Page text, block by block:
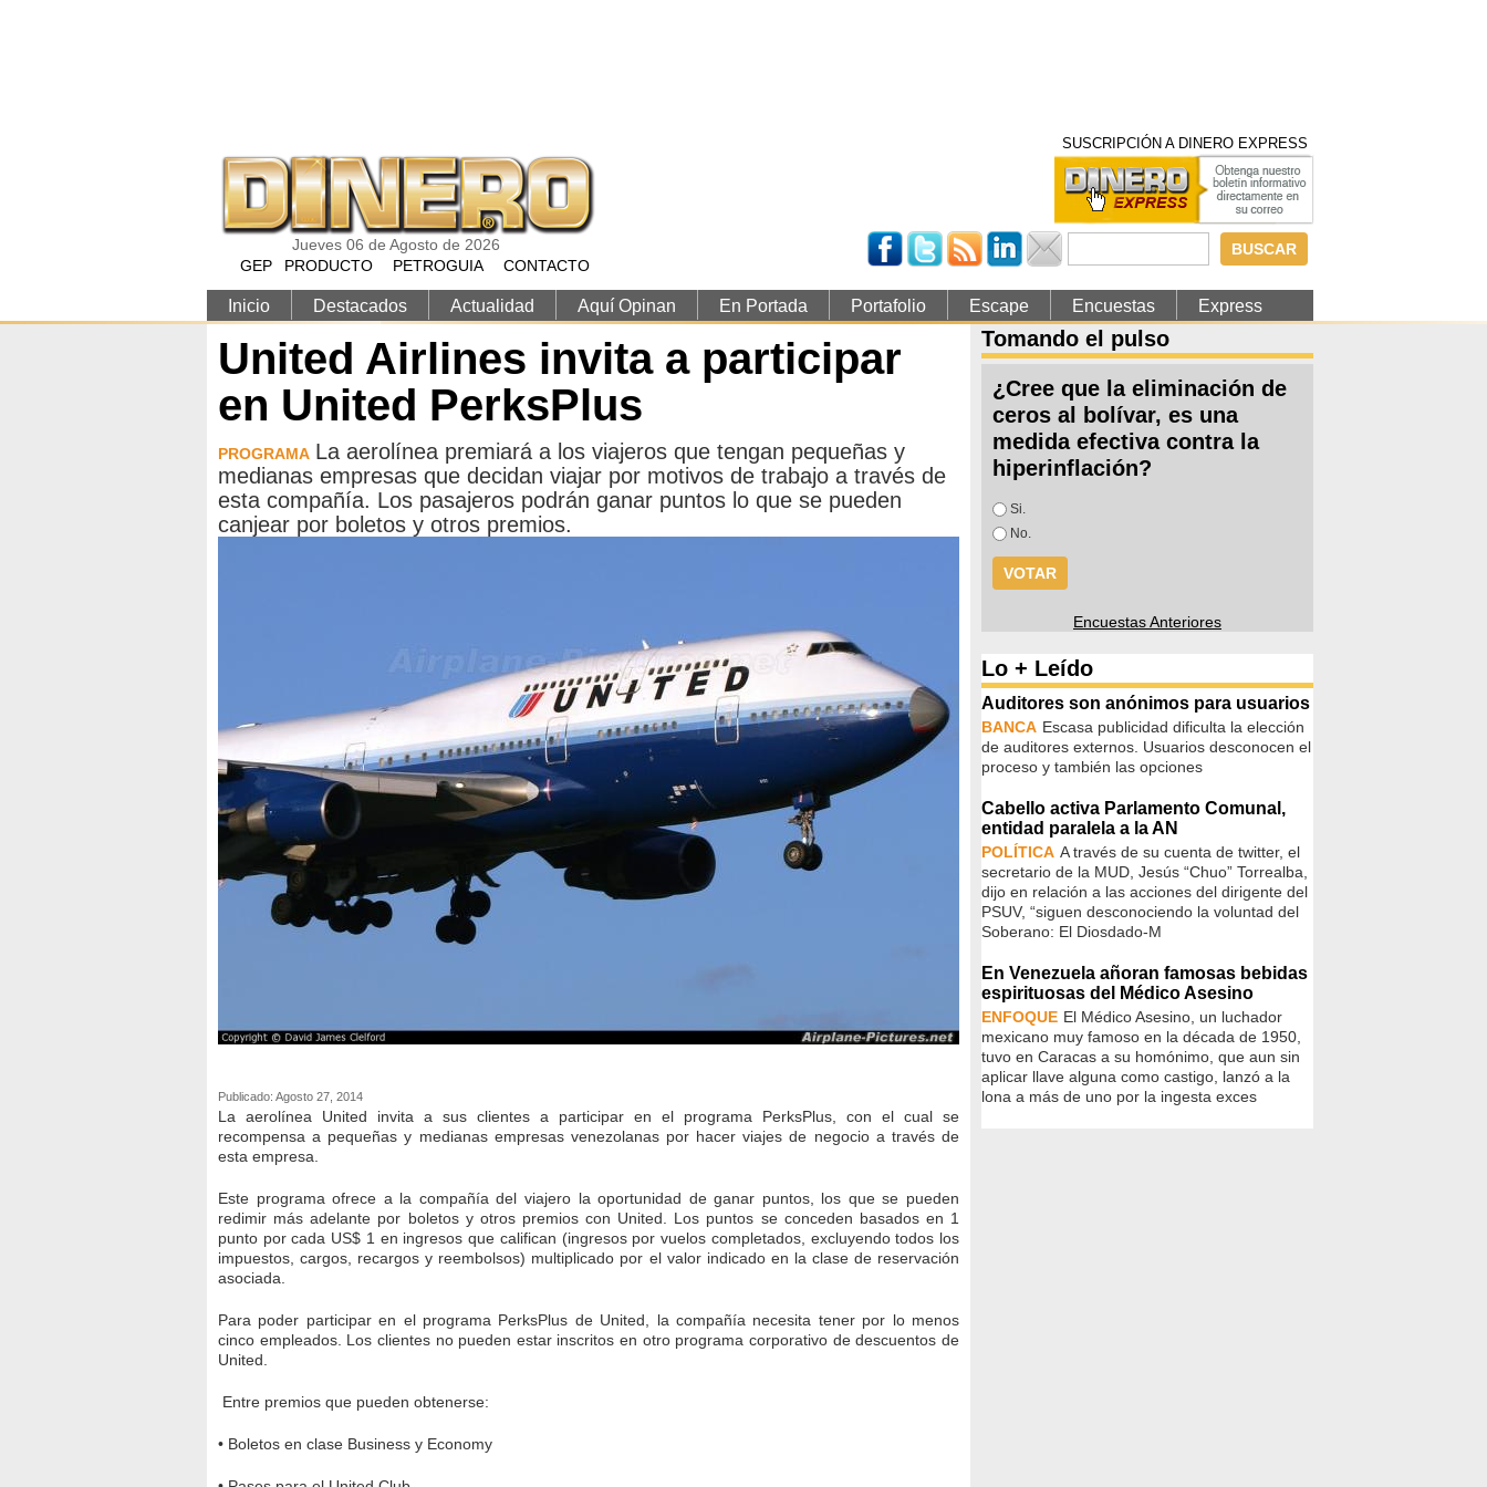
Jueves 06 de Agosto de 2026
SUSCRIPCIÓN A DINERO EXPRESS
Formulario de
búsqueda
GEP PRODUCTO PETROGUIA CONTACTO
Inicio Destacados Actualidad Aquí Opinan En Portada Portafolio Escape Encuestas Express
United Airlines invita a participar
en United PerksPlus
PROGRAMA La aerolínea premiará a los viajeros que tengan pequeñas y
medianas empresas que decidan viajar por motivos de trabajo a través de
esta compañía. Los pasajeros podrán ganar puntos lo que se pueden
canjear por boletos y otros premios.
Publicado: Agosto 27, 2014
La aerolínea United invita a sus clientes a participar en el programa PerksPlus, con el cual se
recompensa a pequeñas y medianas empresas venezolanas por hacer viajes de negocio a través de
esta empresa.
Este programa ofrece a la compañía del viajero la oportunidad de ganar puntos, los que se pueden
redimir más adelante por boletos y otros premios con United. Los puntos se conceden basados en 1
punto por cada US$ 1 en ingresos que califican (ingresos por vuelos completados, excluyendo todos los
impuestos, cargos, recargos y reembolsos) multiplicado por el valor indicado en la clase de reservación
asociada.
Para poder participar en el programa PerksPlus de United, la compañía necesita tener por lo menos
cinco empleados. Los clientes no pueden estar inscritos en otro programa corporativo de descuentos de
United.
Entre premios que pueden obtenerse:
• Boletos en clase Business y Economy
Tomando el pulso
¿Cree que la eliminación de
ceros al bolívar, es una
medida efectiva contra la
hiperinflación?
Opciones
Si.
No.
Encuestas Anteriores
Lo + Leído
Auditores son anónimos para usuarios
BANCA Escasa publicidad dificulta la elección
de auditores externos. Usuarios desconocen el
proceso y también las opciones
Cabello activa Parlamento Comunal,
entidad paralela a la AN
POLÍTICA A través de su cuenta de twitter, el
secretario de la MUD, Jesús “Chuo” Torrealba,
dijo en relación a las acciones del dirigente del
PSUV, “siguen desconociendo la voluntad del
Soberano: El Diosdado-M
En Venezuela añoran famosas bebidas
espirituosas del Médico Asesino
ENFOQUE El Médico Asesino, un luchador
mexicano muy famoso en la década de 1950,
tuvo en Caracas a su homónimo, que aun sin
aplicar llave alguna como castigo, lanzó a la
lona a más de uno por la ingesta exces